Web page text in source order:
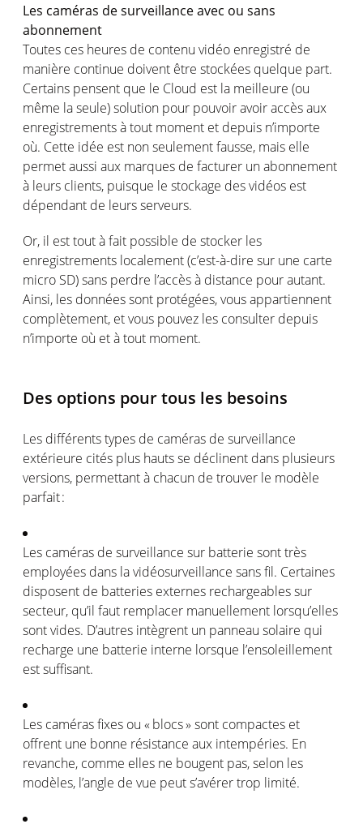
Les caméras de surveillance avec ou sans
abonnement
Toutes ces heures de contenu vidéo enregistré de
manière continue doivent être stockées quelque part.
Certains pensent que le Cloud est la meilleure (ou
même laseule) solution pour pouvoiravoiraccèsaux
enregistrementsà tout moment et depuis n’importe
où. Cette idée est nonseulementfausse, mais elle
permetaussi aux marques de facturer un abonnement
à leurs clients, puisque le stockage desvidéos est
dépendant de leursserveurs.
Or, il esttout à fait possible de stocker les
enregistrements localement(c’est-à-dire sur une carte
micro SD) sans perdre l’accèsà distance pourautant.
Ainsi, les donnéessont protégées,vousappartiennent
complètement, etvous pouvez les consulter depuis
n’importe où et à tout moment.
Des options pourtous les besoins
Les différentstypes de caméras de surveillance
extérieure cités plus hautsse déclinent dans plusieurs
versions, permettantà chacun de trouver le modèle
parfait :
Les caméras de surveillance sur batterie sonttrès
employées dans lavidéosurveillance sans fil. Certaines
disposent de batteries externes rechargeables sur
secteur, qu’il faut remplacer manuellement lorsqu’elles
sontvides. D’autres intègrent un panneau solaire qui
recharge une batterie interne lorsque l’ensoleillement
estsuffisant.
Les camérasfixes ou « blocs » sont compactes et
offrent une bonne résistance aux intempéries. En
revanche, comme elles ne bougent pas,selon les
modèles, l’angle de vue peuts’avérertrop limité.